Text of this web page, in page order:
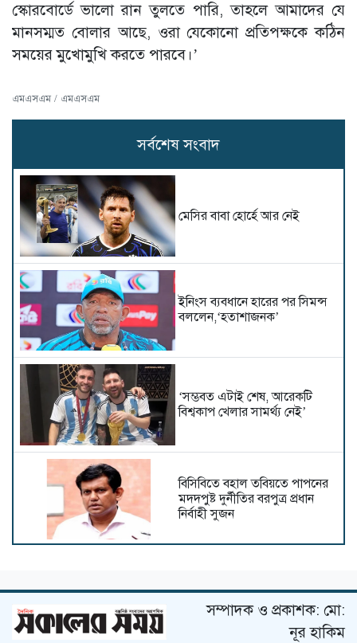
স্কোরবোর্ডে ভালো রান তুলতে পারি, তাহলে আমাদের যে
মানসম্মত বোলার আছে, ওরা যেকোনো প্রতিপক্ষকে কঠিন
সময়ের মুখোমুখি করতে পারবে।’
এমএসএম / এমএসএম
সর্বশেষ সংবাদ
মেসির বাবা হোর্হে আর নেই
ইনিংস ব্যবধানে হারের পর সিমন্স
বললেন,‘হতাশাজনক’
‘সম্ভবত এটাই শেষ, আরেকটি
বিশ্বকাপ খেলার সামর্থ্য নেই’
বিসিবিতে বহাল তবিয়তে পাপনের
মদদপুষ্ট দুর্নীতির বরপুত্র প্রধান
নির্বাহী সুজন
জয় মায়ামির
সম্পাদক ও প্রকাশক: মো:
নূর হাকিম